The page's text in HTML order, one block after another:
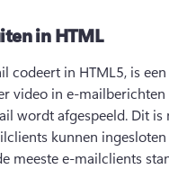
in HTML
codeert in HTML5, is
video in e-mailberichten
wordt afgespeeld.
kunnen
meeste e-mailclients